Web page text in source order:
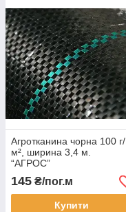
Агротканина чорна 100 г/
м², ширина 3,4 м.
“AГРОС”
145 ₴/пог.м
Купити